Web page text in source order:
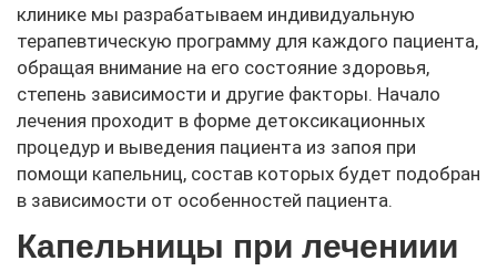
клинике мы разрабатываем индивидуальную
терапевтическую программу для каждого пациента,
обращая внимание на его состояние здоровья,
степень зависимости и другие факторы. Начало
лечения проходит в форме детоксикационных
процедур и выведения пациента из запоя при
помощи капельниц, состав которых будет подобран
в зависимости от особенностей пациента.
Капельницы при лечениии